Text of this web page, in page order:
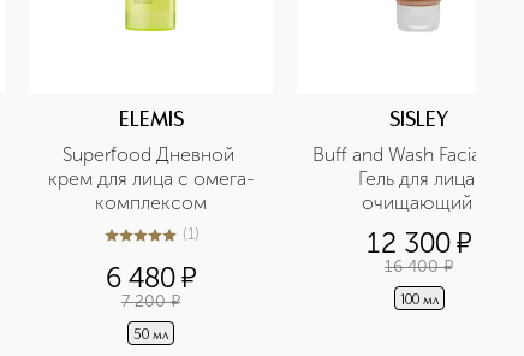
ELEMIS
Superfood Дневной
крем для лица с омега-
комплексом
5из 51 (1)
6 480¤
7 200 ¤
50 мл
SISLEY
Buff and Wash Facial Gel
Гель для лица
очищающий
гуммирующий
12 300¤
16 400 ¤
100 мл